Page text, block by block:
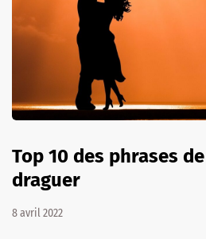
Top 10 des phrases
draguer
8 avril 2022